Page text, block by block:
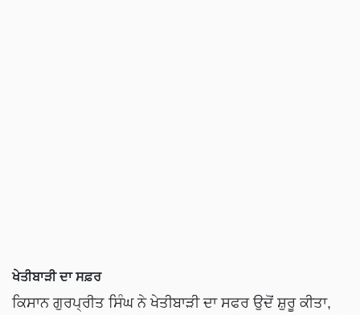
ਖੇਤੀਬਾੜੀ ਦਾ ਸਫ਼ਰ
ਕਿਸਾਨ ਗੁਰਪ੍ਰੀਤ ਸਿੰਘ ਨੇ ਖੇਤੀਬਾੜੀ ਦਾ ਸਫਰ ਉਦੋਂ ਸ਼ੁਰੂ ਕੀਤਾ,